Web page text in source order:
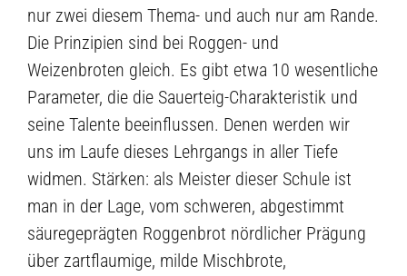
nur zwei diesem Thema- und auch nur am Rande.
Die Prinzipien sind bei Roggen- und
Weizenbroten gleich. Es gibt etwa 10 wesentliche
Parameter, die die Sauerteig-Charakteristik und
seine Talente beeinflussen. Denen werden wir
uns im Laufe dieses Lehrgangs in aller Tiefe
widmen. Stärken: als Meister dieser Schule ist
man in der Lage, vom schweren, abgestimmt
säuregeprägten Roggenbrot nördlicher Prägung
über zartflaumige, milde Mischbrote,